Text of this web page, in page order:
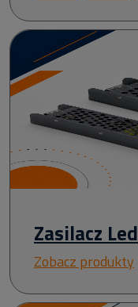
Zasilacz Led
Zobacz produkty